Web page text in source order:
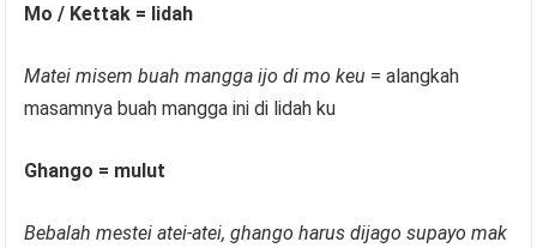
Mo / Kettak = lidah
Matei misem buah mangga ijo di mo keu = alangkah
masamnya buah mangga ini di lidah ku
Ghango = mulut
Bebalah mestei atei-atei, ghango harus dijago supayo mak